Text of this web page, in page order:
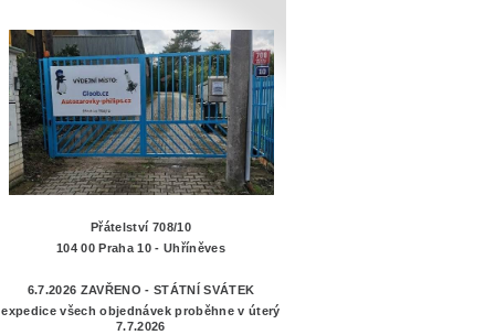
Přátelství 708/10
104 00 Praha 10 - Uhříněves
6.7.2026 ZAVŘENO - STÁTNÍ SVÁTEK
expedice všech objednávek proběhne v úterý
7.7.2026